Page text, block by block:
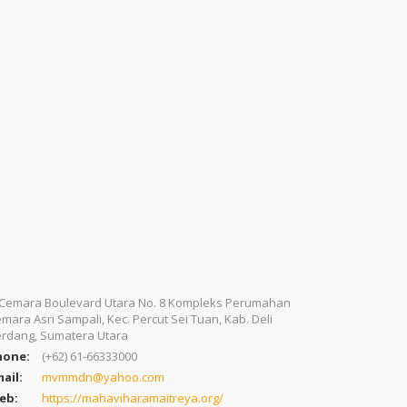
Cemara Boulevard Utara No. 8 Kompleks Perumahan
Asri Sampali, Kec. Percut Sei Tuan, Kab. Deli
Sumatera Utara
(+62) 61-66333000
mvmmdn@yahoo.com
https://mahaviharamaitreya.org/